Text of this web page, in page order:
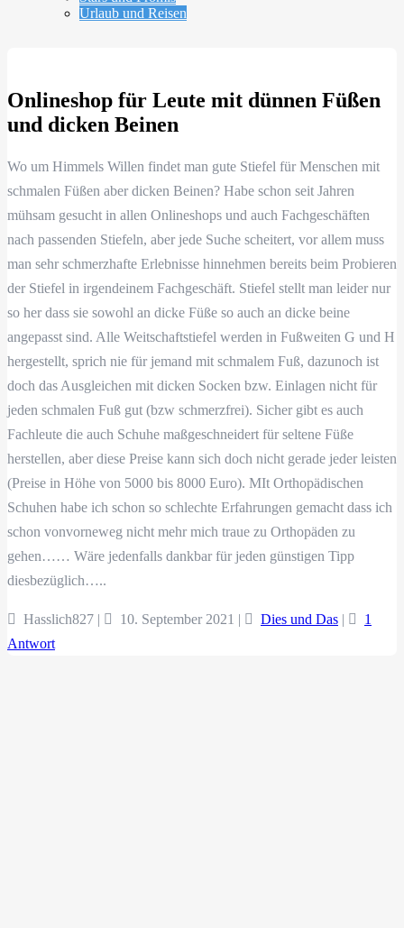
Urlaub und Reisen
Onlineshop für Leute mit dünnen Füßen
und dicken Beinen
Wo um Himmels Willen findet man gute Stiefel für Menschen mit
schmalen Füßen aber dicken Beinen? Habe schon seit Jahren
mühsam gesucht in allen Onlineshops und auch Fachgeschäften
nach passenden Stiefeln, aber jede Suche scheitert, vor allem muss
man sehr schmerzhafte Erlebnisse hinnehmen bereits beim Probieren
der Stiefel in irgendeinem Fachgeschäft. Stiefel stellt man leider nur
so her dass sie sowohl an dicke Füße so auch an dicke beine
angepasst sind. Alle Weitschaftstiefel werden in Fußweiten G und H
hergestellt, sprich nie für jemand mit schmalem Fuß, dazunoch ist
doch das Ausgleichen mit dicken Socken bzw. Einlagen nicht für
jeden schmalen Fuß gut (bzw schmerzfrei). Sicher gibt es auch
Fachleute die auch Schuhe maßgeschneidert für seltene Füße
herstellen, aber diese Preise kann sich doch nicht gerade jeder leisten
(Preise in Höhe von 5000 bis 8000 Euro). MIt Orthopädischen
Schuhen habe ich schon so schlechte Erfahrungen gemacht dass ich
schon vonvorneweg nicht mehr mich traue zu Orthopäden zu
gehen…… Wäre jedenfalls dankbar für jeden günstigen Tipp
diesbezüglich…..
Hasslich827 | 10. September 2021 | Dies und Das |
1
Antwort